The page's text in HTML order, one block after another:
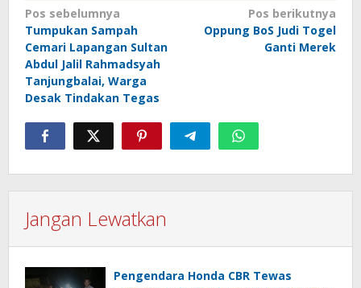
Navigasi
pos
Pos sebelumnya
Tumpukan Sampah
Cemari Lapangan Sultan
Abdul Jalil Rahmadsyah
Tanjungbalai, Warga
Desak Tindakan Tegas
Pos berikutnya
Oppung BoS Judi Togel
Ganti Merek
Jangan Lewatkan
Pengendara Honda CBR Tewas